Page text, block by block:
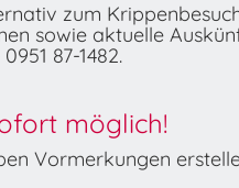
zum
sowie aktuelle
87-1482.
möglich!
Vormerkungen